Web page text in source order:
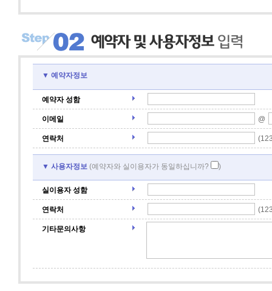
▼ 예약자정보
예약자 성함
이메일 @
연락처
▼ 사용자정보 (예약자와 실이용자가 동일하십니까? )
실이용자 성함
연락처
기타문의사항